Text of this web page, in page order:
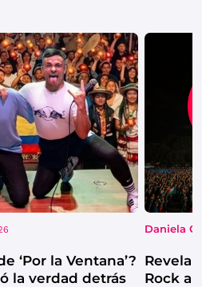
‘Por la Ventana’?
la verdad detrás
Daniela
Rock al